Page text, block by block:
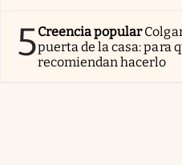
5Creencia popular
puerta de la casa: para
recomiendan hacerlo